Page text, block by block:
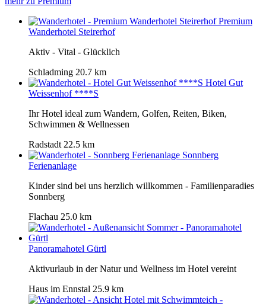
Premium
Wanderhotel Steirerhof
Aktiv - Vital - Glücklich
Schladming 20.7 km
Hotel Gut
Weissenhof ****S
Ihr Hotel ideal zum Wandern, Golfen, Reiten, Biken,
Schwimmen & Wellnessen
Radstadt 22.5 km
Sonnberg
Ferienanlage
Kinder sind bei uns herzlich willkommen - Familienparadies
Sonnberg
Flachau 25.0 km
Panoramahotel Gürtl
Aktivurlaub in der Natur und Wellness im Hotel vereint
Haus im Ennstal 25.9 km